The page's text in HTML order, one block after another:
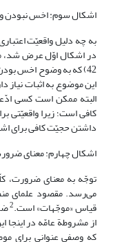
اشکال سوم: اخس نبودن
به چه دلیل واقعیّت
42) که به وضوح اخس
این موضوع به اثبات نیاز
البته ممکن است کسی
کافی است؛ زیرا واقعیّتی
داشتن حجیّت کافی برای
اشکال چهارم: معنای
توجّه به معنای ضرورت،
می‌رسد. مقصود علمای
قیاس «موجّهات» است.2
از مشروطة عامّه در
که وصفی عنوانی برای